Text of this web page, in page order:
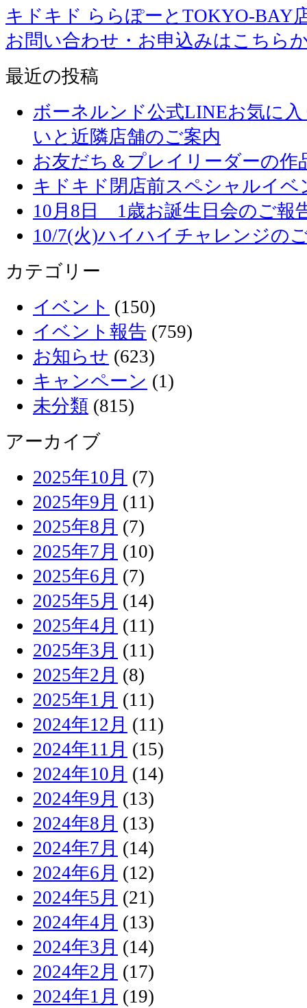
キドキド ららぽーとTOKYO-BAY
お問い合わせ・お申込みはこちら
最近の投稿
ボーネルンド公式LINEお気に
いと近隣店舗のご案内
お友だち＆プレイリーダーの作
キドキド閉店前スペシャルイベ
10月8日 1歳お誕生日会のご報
10/7(火)ハイハイチャレンジの
カテゴリー
イベント (150)
イベント報告 (759)
お知らせ (623)
キャンペーン (1)
未分類 (815)
アーカイブ
2025年10月 (7)
2025年9月 (11)
2025年8月 (7)
2025年7月 (10)
2025年6月 (7)
2025年5月 (14)
2025年4月 (11)
2025年3月 (11)
2025年2月 (8)
2025年1月 (11)
2024年12月 (11)
2024年11月 (15)
2024年10月 (14)
2024年9月 (13)
2024年8月 (13)
2024年7月 (14)
2024年6月 (12)
2024年5月 (21)
2024年4月 (13)
2024年3月 (14)
2024年2月 (17)
2024年1月 (19)